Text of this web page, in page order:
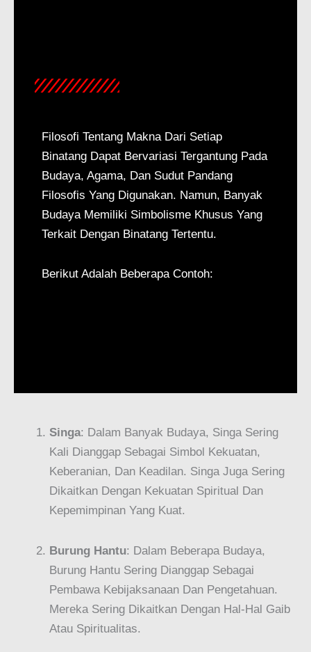
Filosofi Tentang Makna Dari Setiap
Binatang Dapat Bervariasi Tergantung Pada
Budaya, Agama, Dan Sudut Pandang
Filosofis Yang Digunakan. Namun, Banyak
Budaya Memiliki Simbolisme Khusus Yang
Terkait Dengan Binatang Tertentu.
Berikut Adalah Beberapa Contoh:
Singa: Dalam Banyak Budaya, Singa Sering
Kali Dianggap Sebagai Simbol Kekuatan,
Keberanian, Dan Keadilan. Singa Juga Sering
Dikaitkan Dengan Kekuatan Spiritual Dan
Kepemimpinan Yang Kuat.
Burung Hantu: Dalam Beberapa Budaya,
Burung Hantu Sering Dianggap Sebagai
Pembawa Kebijaksanaan Dan Pengetahuan.
Mereka Sering Dikaitkan Dengan Hal-Hal Gaib
Atau Spiritualitas.